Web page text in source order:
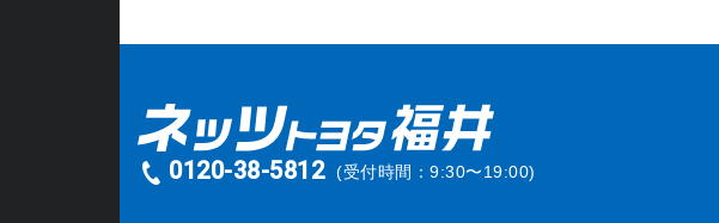
0120-38-5812 (受付時間：9:30〜19:00)